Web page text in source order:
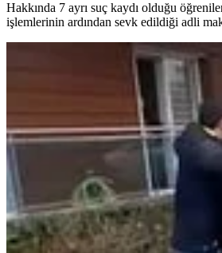
Hakkında 7 ayrı suç kaydı olduğu
işlemlerinin ardından sevk edildiği adli